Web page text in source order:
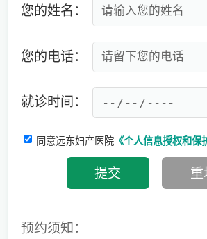
您的姓名：
您的电话：
就诊时间：
同意远东妇产医院《个人信息授权和保
预约须知：